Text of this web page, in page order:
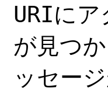
URIにア
が見つ
ッセー